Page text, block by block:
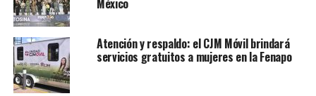
Hidrocarburo:
196 cubitanques.
48 contenedores.
México
Atención y respaldo: el CJM Móvil brindará
servicios gratuitos a mujeres en la Fenapo